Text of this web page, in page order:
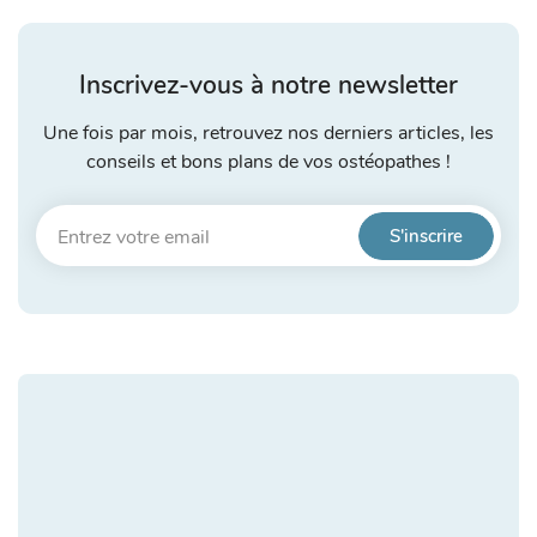
Inscrivez-vous à notre newsletter
Une fois par mois, retrouvez nos derniers articles, les
conseils et bons plans de vos ostéopathes !